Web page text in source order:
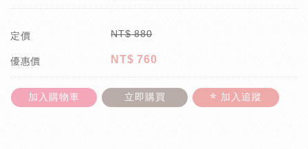
定價 NT$ 880
優惠價 NT$ 760
加入購物車 立即購買 加入追蹤